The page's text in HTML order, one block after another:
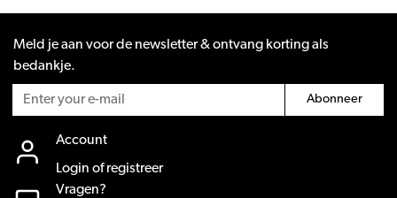
Meld je aan voor de newsletter & ontvang korting als
bedankje.
Abonneer
Account
Login of registreer
Vragen?